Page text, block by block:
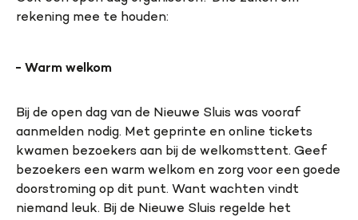
rekening mee te houden:
Warm welkom
Bij de open dag van de Nieuwe Sluis was vooraf
aanmelden nodig. Met geprinte en online tickets
kwamen bezoekers aan bij de welkomsttent. Geef
bezoekers een warm welkom en zorg voor een goede
doorstroming op dit punt. Want wachten vindt
niemand leuk. Bij de Nieuwe Sluis regelde het